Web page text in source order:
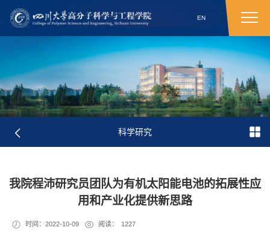
EN
科学研究
我院程沛研究员团队为有机太阳能电池的拓展性应
用和产业化提供新思路
时间：2022-10-09 阅读： 1227